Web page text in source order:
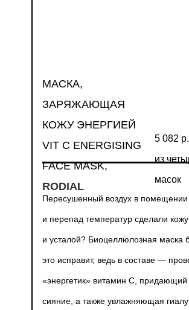
МАСКА,
ЗАРЯЖАЮЩАЯ
КОЖУ ЭНЕРГИЕЙ
VIT C ENERGISING
FACE MASK,
RODIAL
5 082
из
масок
Пересушенный воздух в помещении
и перепад температур сделали кожу
и усталой? Биоцеллюлозная маска
это исправит, ведь в составе —
«энергетик» витамин С, придающий
сияние, а также увлажняющая